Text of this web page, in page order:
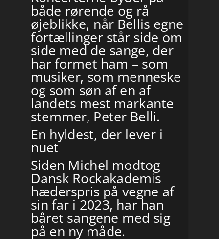
både rørende og rå
øjeblikke, når Bellis egne
fortællinger står side om
side med de sange, der
har formet ham – som
musiker, som menneske
og som søn af en af
landets mest markante
stemmer, Peter Belli.
En hyldest, der lever i
nuet
Siden Michel modtog
Dansk Rockakademis
hæderspris på vegne af
sin far i 2023, har han
båret sangene med sig
på en ny måde.